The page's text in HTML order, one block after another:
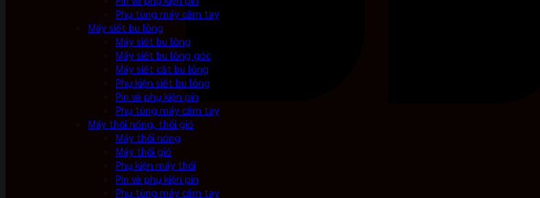
Phụ tùng máy cầm tay
Máy siết bu lông
Máy siết bu lông
Máy siết bu lông góc
Máy siết cắt bu lông
Phụ kiện siết bu lông
Pin và phụ kiện pin
Phụ tùng máy cầm tay
Máy thổi nóng, thổi gió
Máy thổi nóng
Máy thổi gió
Phụ kiện máy thổi
Pin và phụ kiện pin
Phụ tùng máy cầm tay